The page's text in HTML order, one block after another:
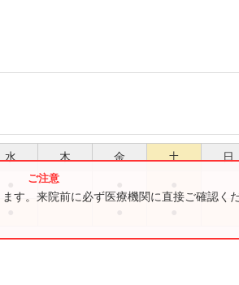
水 木 金 土 日
す。来院前に必ず医療機関に直接ご確認くだ